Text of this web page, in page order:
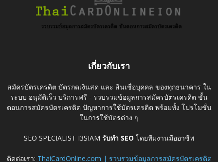
เกี่ยวกับเรา
สมัครบัตรเครดิต บัตรกดเงินสด และ สินเชื่อบุคคล ของทุกธนาคาร ใน
ระบบ อนุมัติเร็ว บริการฟรี - รวบรวมข้อมูลการสมัครบัตรเครดิต ขั้น
ตอนการสมัครบัตรเครดิต ปัญหาการใช้บัตรเครดิต พร้อมทั้ง โปรโมชั่น
ในการใช้บัตรต่าง ๆ
SEO SPECIALIST I3SIAM รับทำ SEO โดยทีมงานมืออาชีพ
ติดต่อเรา: ThaiCardOnline.com | รวบรวมข้อมูลการสมัครบัตรเครดิต